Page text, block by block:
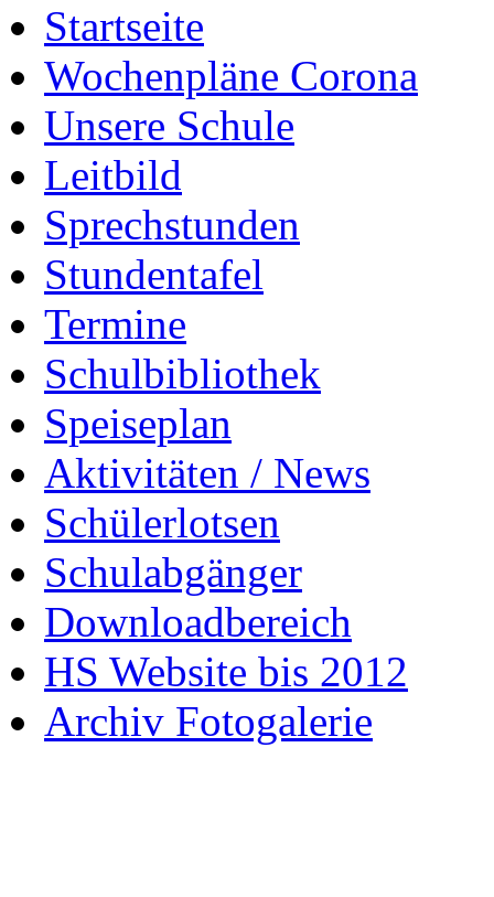
Startseite
Wochenpläne Corona
Unsere Schule
Leitbild
Sprechstunden
Stundentafel
Termine
Schulbibliothek
Speiseplan
Aktivitäten / News
Schülerlotsen
Schulabgänger
Downloadbereich
HS Website bis 2012
Archiv Fotogalerie